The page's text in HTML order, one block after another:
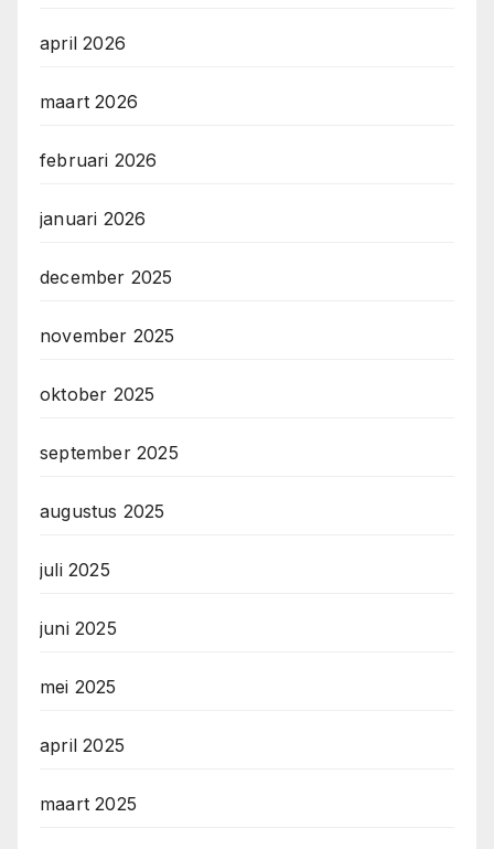
april 2026
maart 2026
februari 2026
januari 2026
december 2025
november 2025
oktober 2025
september 2025
augustus 2025
juli 2025
juni 2025
mei 2025
april 2025
maart 2025